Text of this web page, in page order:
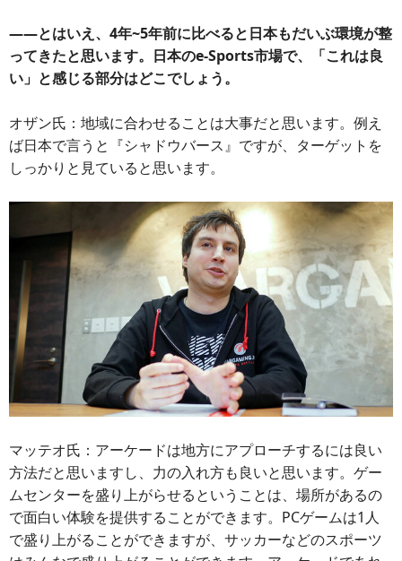
――とはいえ、4年~5年前に比べると日本もだいぶ環境が整
ってきたと思います。日本のe-Sports市場で、「これは良
い」と感じる部分はどこでしょう。
オザン氏：地域に合わせることは大事だと思います。例え
ば日本で言うと『シャドウバース』ですが、ターゲットを
しっかりと見ていると思います。
マッテオ氏：アーケードは地方にアプローチするには良い
方法だと思いますし、力の入れ方も良いと思います。ゲー
ムセンターを盛り上がらせるということは、場所があるの
で面白い体験を提供することができます。PCゲームは1人
で盛り上がることができますが、サッカーなどのスポーツ